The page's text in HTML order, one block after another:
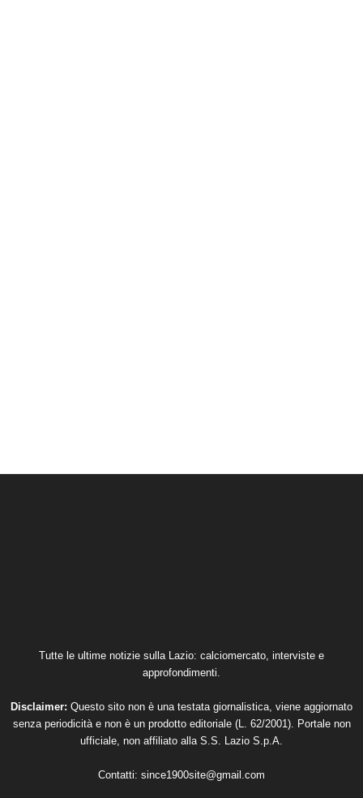
Tutte le ultime notizie sulla Lazio: calciomercato, interviste e
approfondimenti.
Disclaimer: Questo sito non è una testata giornalistica, viene aggiornato
senza periodicità e non è un prodotto editoriale (L. 62/2001). Portale non
ufficiale, non affiliato alla S.S. Lazio S.p.A.
Contatti: since1900site@gmail.com